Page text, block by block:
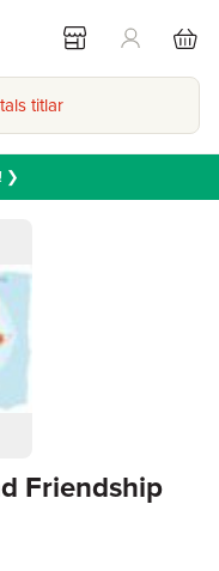
titlar
❯
Friendship